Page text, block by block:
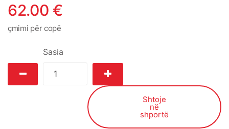
62.00 €
çmimi për copë
Sasia
Shtoje
në
shportë